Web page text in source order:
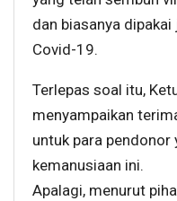
dan biasanya
Covid-19.
Terlepas soal itu,
menyampaikan
untuk para pendonor
kemanusiaan ini.
Apalagi, menurut